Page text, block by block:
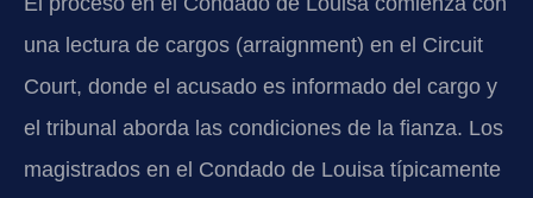
una lectura de cargos (arraignment) en el Circuit
Court, donde el acusado es informado del cargo y
el tribunal aborda las condiciones de la fianza. Los
magistrados en el Condado de Louisa típicamente